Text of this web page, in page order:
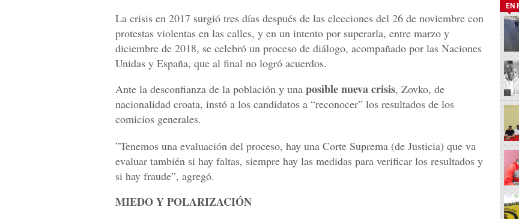
La crisis en 2017 surgió tres días después de las elecciones del 26 de noviembre con
protestas violentas en las calles, y en un intento por superarla, entre marzo y
diciembre de 2018, se celebró un proceso de diálogo, acompañado por las Naciones
Unidas y España, que al final no logró acuerdos.
Ante la desconfianza de la población y una posible nueva crisis, Zovko, de
nacionalidad croata, instó a los candidatos a “reconocer” los resultados de los
comicios generales.
”Tenemos una evaluación del proceso, hay una Corte Suprema (de Justicia) que va
evaluar también si hay faltas, siempre hay las medidas para verificar los resultados y
si hay fraude”, agregó.
MIEDO Y POLARIZACIÓN
EN